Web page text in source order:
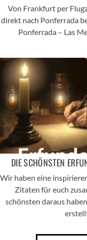
Von Frankfurt per
direkt nach Ponferrada
Ponferrada – Las
DIE SCHÖNSTEN
Wir haben eine
Zitaten für euch
schönsten daraus